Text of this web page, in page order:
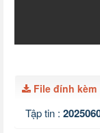
File đính kèm
Tập tin :